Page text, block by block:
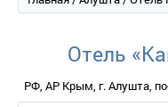
Отель
РФ, АР Крым, г. Алушта,